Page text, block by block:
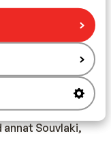
från
Souvlaki,